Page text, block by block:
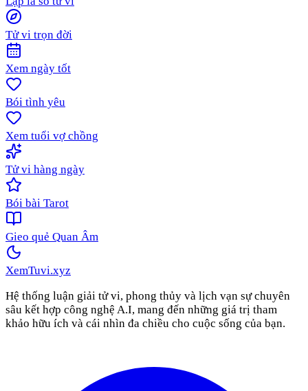
Tử vi trọn đời
Xem ngày tốt
Bói tình yêu
Xem tuổi vợ chồng
Tử vi hàng ngày
Bói bài Tarot
Gieo quẻ Quan Âm
XemTuvi.xyz
Hệ thống luận giải tử vi, phong thủy và lịch vạn sự chuyên
sâu kết hợp công nghệ A.I, mang đến những giá trị tham
khảo hữu ích và cái nhìn đa chiều cho cuộc sống của bạn.